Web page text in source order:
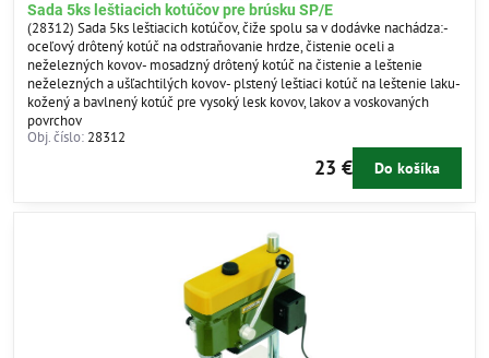
Sada 5ks leštiacich kotúčov pre brúsku SP/E
(28312) Sada 5ks leštiacich kotúčov, čiže spolu sa v dodávke nachádza:-
oceľový drôtený kotúč na odstraňovanie hrdze, čistenie oceli a
neželezných kovov- mosadzný drôtený kotúč na čistenie a leštenie
neželezných a ušľachtilých kovov- plstený leštiaci kotúč na leštenie laku-
kožený a bavlnený kotúč pre vysoký lesk kovov, lakov a voskovaných
povrchov
Obj. číslo: 28312
23 € Do košíka